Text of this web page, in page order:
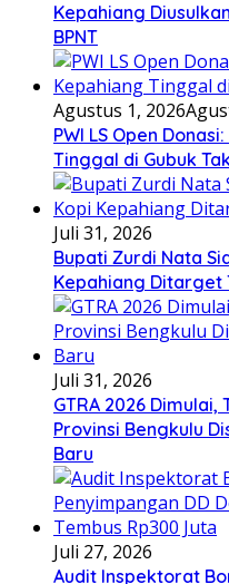
Kepahiang
BPNT
Agustus 1, 2026
PWI LS Open
Tinggal di Gubuk
Juli 31, 2026
Bupati Zurdi Nata
Kepahiang Ditarget
Juli 31, 2026
GTRA 2026 Dimulai,
Provinsi Bengkulu
Baru
Juli 27, 2026
Audit Inspektorat